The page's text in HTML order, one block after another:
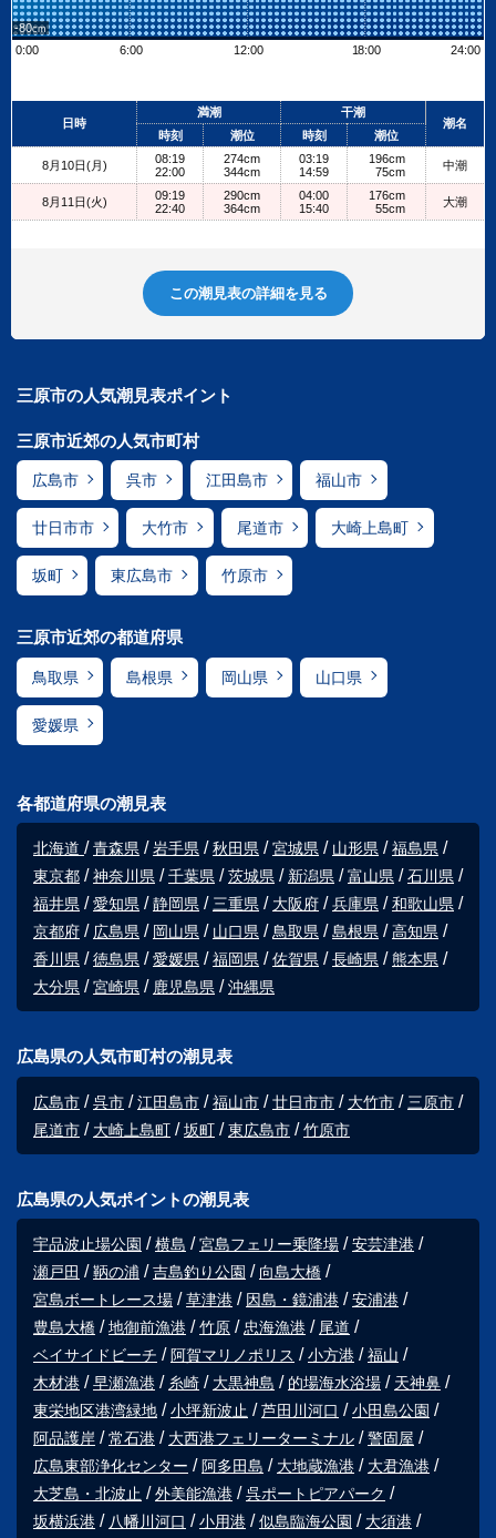
-80
0:00
6:00 12:00 18:00 24:00
+
日時
満潮
干潮
潮名
時刻
潮位 時刻 潮位
8月10日(月)
08:19
22:00
274cm
344cm
03:19
14:59
196cm
75cm
中潮
8月11日(火)
09:19
22:40
290cm
364cm
04:00
15:40
176cm
55cm
大潮
この潮見表の詳細を見る
三原市の人気潮見表ポイント
三原市近郊の人気市町村
広島市 呉市 江田島市 福山市
廿日市市 大竹市 尾道市 大崎上島町
坂町 東広島市 竹原市
三原市近郊の都道府県
鳥取県 島根県 岡山県 山口県
愛媛県
各都道府県の潮見表
北海道 青森県 岩手県 秋田県 宮城県 山形県
福島県
東京都
神奈川県 千葉県 茨城県 新潟県 富山県
石川県
福井県
愛知県 静岡県 三重県 大阪府 兵庫県
和歌山県
京都府
広島県 岡山県 山口県 鳥取県 島根県
高知県
香川県
徳島県 愛媛県 福岡県 佐賀県 長崎県
熊本県
大分県
宮崎県 鹿児島県 沖縄県
広島県の人気市町村の潮見表
広島市 呉市 江田島市 福山市 廿日市市 大竹市
三原市
尾道市
大崎上島町 坂町 東広島市 竹原市
広島県の人気ポイントの潮見表
宇品波止場公園 横島 宮島フェリー乗降場
安芸津港
瀬戸田
鞆の浦 吉島釣り公園
向島大橋
宮島ボートレース場
草津港 因島・鏡浦港
安浦港
豊島大橋
地御前漁港 竹原 忠海漁港
尾道
ベイサイドビーチ
阿賀マリノポリス 小方港
福山
木材港
早瀬漁港 糸崎 大黒神島 的場海水浴場
天神鼻
東栄地区港湾緑地
小坪新波止 芦田川河口
小田島公園
阿品護岸
常石港 大西港フェリーターミナル
警固屋
広島東部浄化センター
阿多田島 大地蔵漁港
大君漁港
大芝島・北波止
外美能漁港
呉ポートピアパーク
坂横浜港
八幡川河口 小用港 似島臨海公園 大須港